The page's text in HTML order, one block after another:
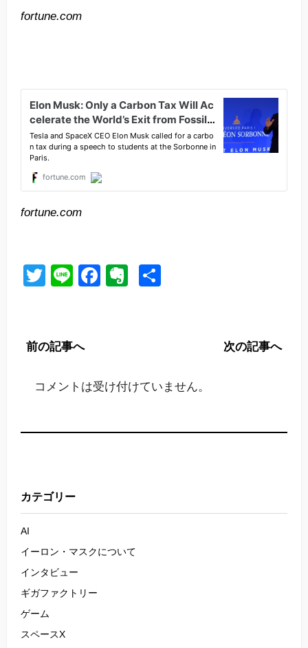
fortune.com
fortune.com
Twitter
LineFacebook
Evernote
前の記事へ 次の記事へ
コメントは受け付けていません。
カテゴリー
AI
イーロン・マスクについて
インタビュー
ギガファクトリー
ゲーム
スペースX